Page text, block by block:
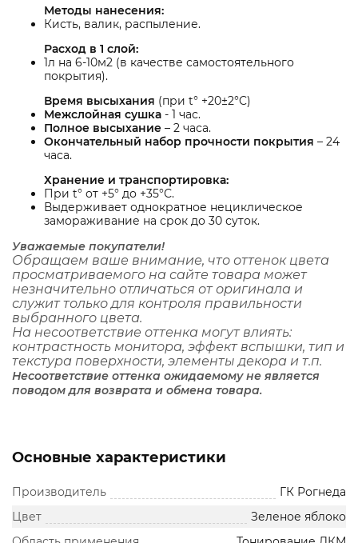
Методы нанесения:
Кисть, валик, распыление.
Расход в 1 слой:
1л на 6-10м2 (в качестве самостоятельного
покрытия).
Время высыхания (при t° +20±2°C)
Межслойная сушка - 1 час.
Полное высыхание – 2 часа.
Окончательный набор прочности покрытия – 24
часа.
Хранение и транспортировка:
При t° от +5° до +35°С.
Выдерживает однократное нециклическое
замораживание на срок до 30 суток.
Уважаемые покупатели!
Обращаем ваше внимание, что оттенок цвета
просматриваемого на сайте товара может
незначительно отличаться от оригинала и
служит только для контроля правильности
выбранного цвета.
На несоответствие оттенка могут влиять:
контрастность монитора, эффект вспышки, тип и
текстура поверхности, элементы декора и т.п.
Несоответствие оттенка ожидаемому не является
поводом для возврата и обмена товара.
Основные характеристики
Производитель
ГК Рогнеда
Цвет
Зеленое яблоко